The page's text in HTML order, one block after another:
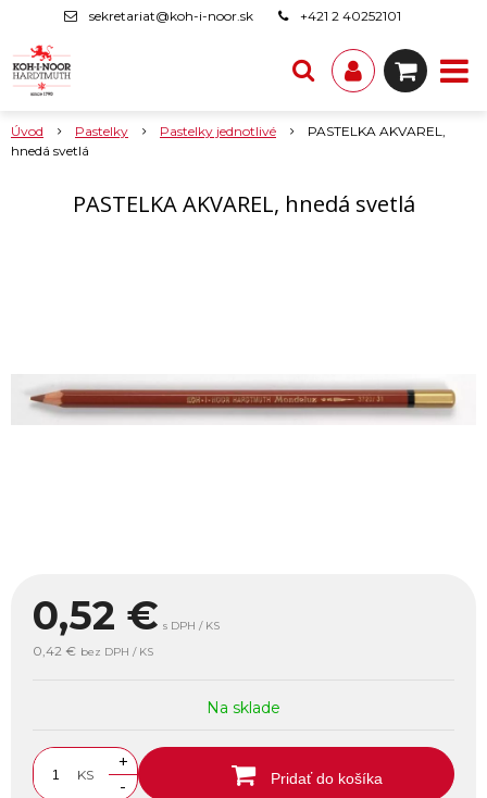
sekretariat@koh-i-noor.sk +421 2 40252101
Úvod Pastelky Pastelky jednotlivé
PASTELKA AKVAREL,
hnedá svetlá
PASTELKA AKVAREL, hnedá svetlá
0,52 € s DPH / KS
0,42 € bez DPH / KS
Na sklade
KS
+
-
Pridať do košíka